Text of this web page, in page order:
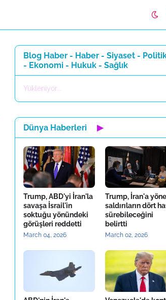
Blog Haber - Haber - Siyaset -
- Ekonomi - Hukuk - Sağlık
Yükleniyor...
Dünya Haberleri ▶
Trump, ABD'yi İran'la
savaşa İsrail'in
soktuğu yönündeki
görüşleri reddetti
March 04, 2026
Trump, İran'a
saldırıların dört
sürebileceğini
belirtti
March 02, 2026